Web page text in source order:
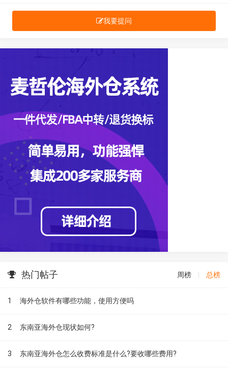
我要提问
热门帖子 周榜 总榜
1 海外仓软件有哪些功能，使用方便吗
2 东南亚海外仓现状如何?
3 东南亚海外仓怎么收费标准是什么?要收哪些费用?